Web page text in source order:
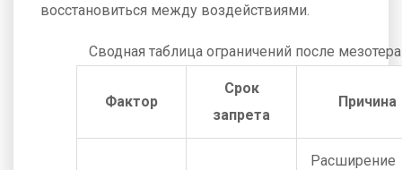
восстановиться между воздействиями.
Сводная таблица ограничений после
Фактор
Срок
запрета
Причина
Расширение